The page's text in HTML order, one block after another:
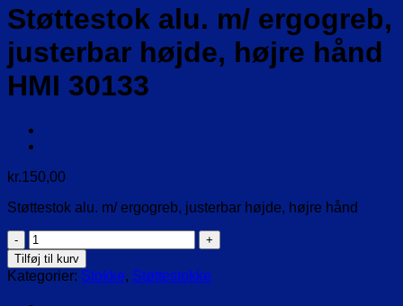
Støttestok alu. m/ ergogreb,
justerbar højde, højre hånd
HMI 30133
kr.150,00
Støttestok alu. m/ ergogreb, justerbar højde, højre hånd
Støttestok
alu.
m/
ergogreb,
justerbar
Tilføj til kurv
Kategorier: Stokke, Støttestokke